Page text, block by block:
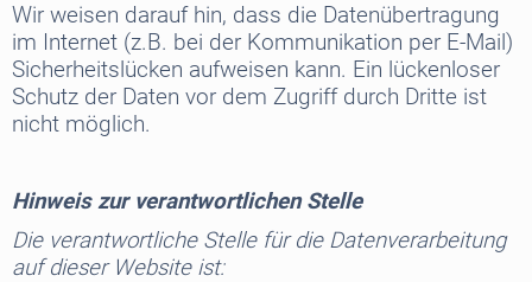
Wir weisen darauf hin, dass die Datenübertragung
im Internet (z.B. bei der Kommunikation per E-Mail)
Sicherheitslücken aufweisen kann. Ein lückenloser
Schutz der Daten vor dem Zugriff durch Dritte ist
nicht möglich.
Hinweis zur verantwortlichen Stelle
Die verantwortliche Stelle für die Datenverarbeitung
auf dieser Website ist: